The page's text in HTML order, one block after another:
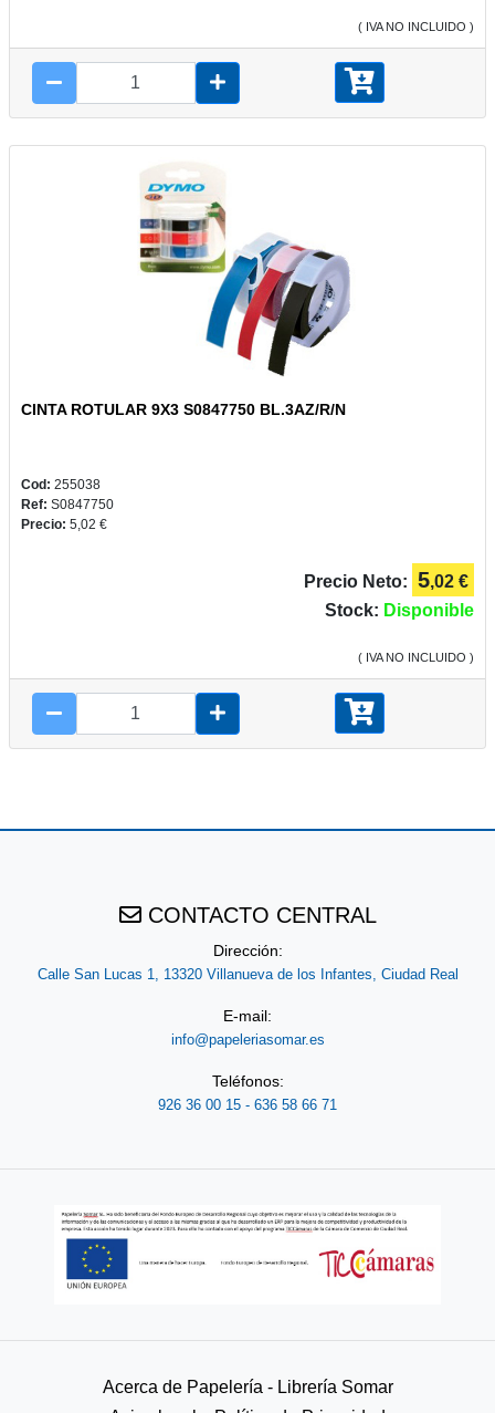
( IVA NO INCLUIDO )
CINTA ROTULAR 9X3 S0847750 BL.3AZ/R/N
Cod: 255038
Ref: S0847750
Precio: 5,02 €
Precio Neto: 5,02 €
Stock: Disponible
( IVA NO INCLUIDO )
CONTACTO CENTRAL
Dirección:
Calle San Lucas 1, 13320 Villanueva de los Infantes, Ciudad Real
E-mail:
info@papeleriasomar.es
Teléfonos:
926 36 00 15 - 636 58 66 71
Acerca de Papelería - Librería Somar